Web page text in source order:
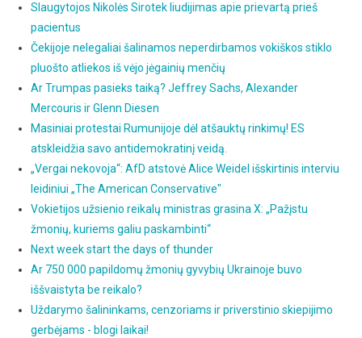
Slaugytojos Nikolės Sirotek liudijimas apie prievartą prieš
pacientus
Čekijoje nelegaliai šalinamos neperdirbamos vokiškos stiklo
pluošto atliekos iš vėjo jėgainių menčių
Ar Trumpas pasieks taiką? Jeffrey Sachs, Alexander
Mercouris ir Glenn Diesen
Masiniai protestai Rumunijoje dėl atšauktų rinkimų! ES
atskleidžia savo antidemokratinį veidą.
„Vergai nekovoja“: AfD atstovė Alice Weidel išskirtinis interviu
leidiniui „The American Conservative"
Vokietijos užsienio reikalų ministras grasina X: „Pažįstu
žmonių, kuriems galiu paskambinti“
Next week start the days of thunder
Ar 750 000 papildomų žmonių gyvybių Ukrainoje buvo
iššvaistyta be reikalo?
Uždarymo šalininkams, cenzoriams ir priverstinio skiepijimo
gerbėjams - blogi laikai!